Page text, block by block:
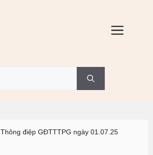
Thông điệp GĐTTTPG ngày 01.07.25